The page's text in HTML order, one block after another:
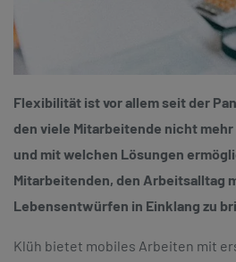
Flexibilität ist vor allem seit der
den viele Mitarbeitende nicht
und mit welchen Lösungen
Mitarbeitenden, den Arbeitsalltag
Lebensentwürfen in Einklang zu
Klüh bietet mobiles Arbeiten mit